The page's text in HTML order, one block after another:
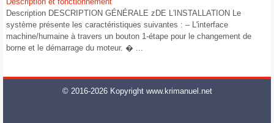
Description DESCRIPTION GÉNÉRALE zDE L′INSTALLATION Le
système présente les caractéristiques suivantes : – L'interface
machine/humaine à travers un bouton 1-étape pour le changement de
borne et le démarrage du moteur. � ...
© 2016-2026 Kopyright www.krimanuel.net